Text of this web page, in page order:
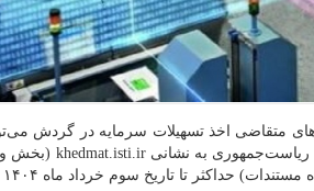
متقاضی اخذ تسهیلات سرمایه در گردش
تا تاریخ سوم خرداد ماه ۱۴۰۴ در فراخوان شرکت کنند.